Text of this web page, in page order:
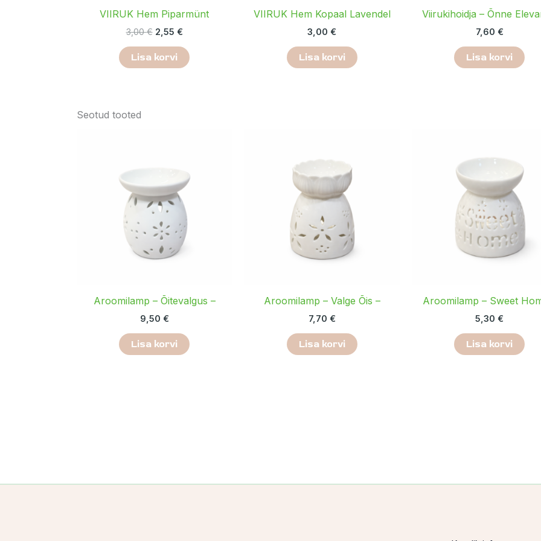
VIIRUK Hem Piparmünt
3,00€ 2,55 €
Lisa korvi
VIIRUK Hem Kopaal Lavendel
3,00 €
Lisa korvi
Viirukihoidja – Õnne
7,60 €
Lisa korvi
Seotud tooted
Aroomilamp – Õitevalgus –
9,50 €
Lisa korvi
Aroomilamp – Valge Õis –
7,70 €
Lisa korvi
Aroomilamp – Sweet
5,30 €
Lisa korvi